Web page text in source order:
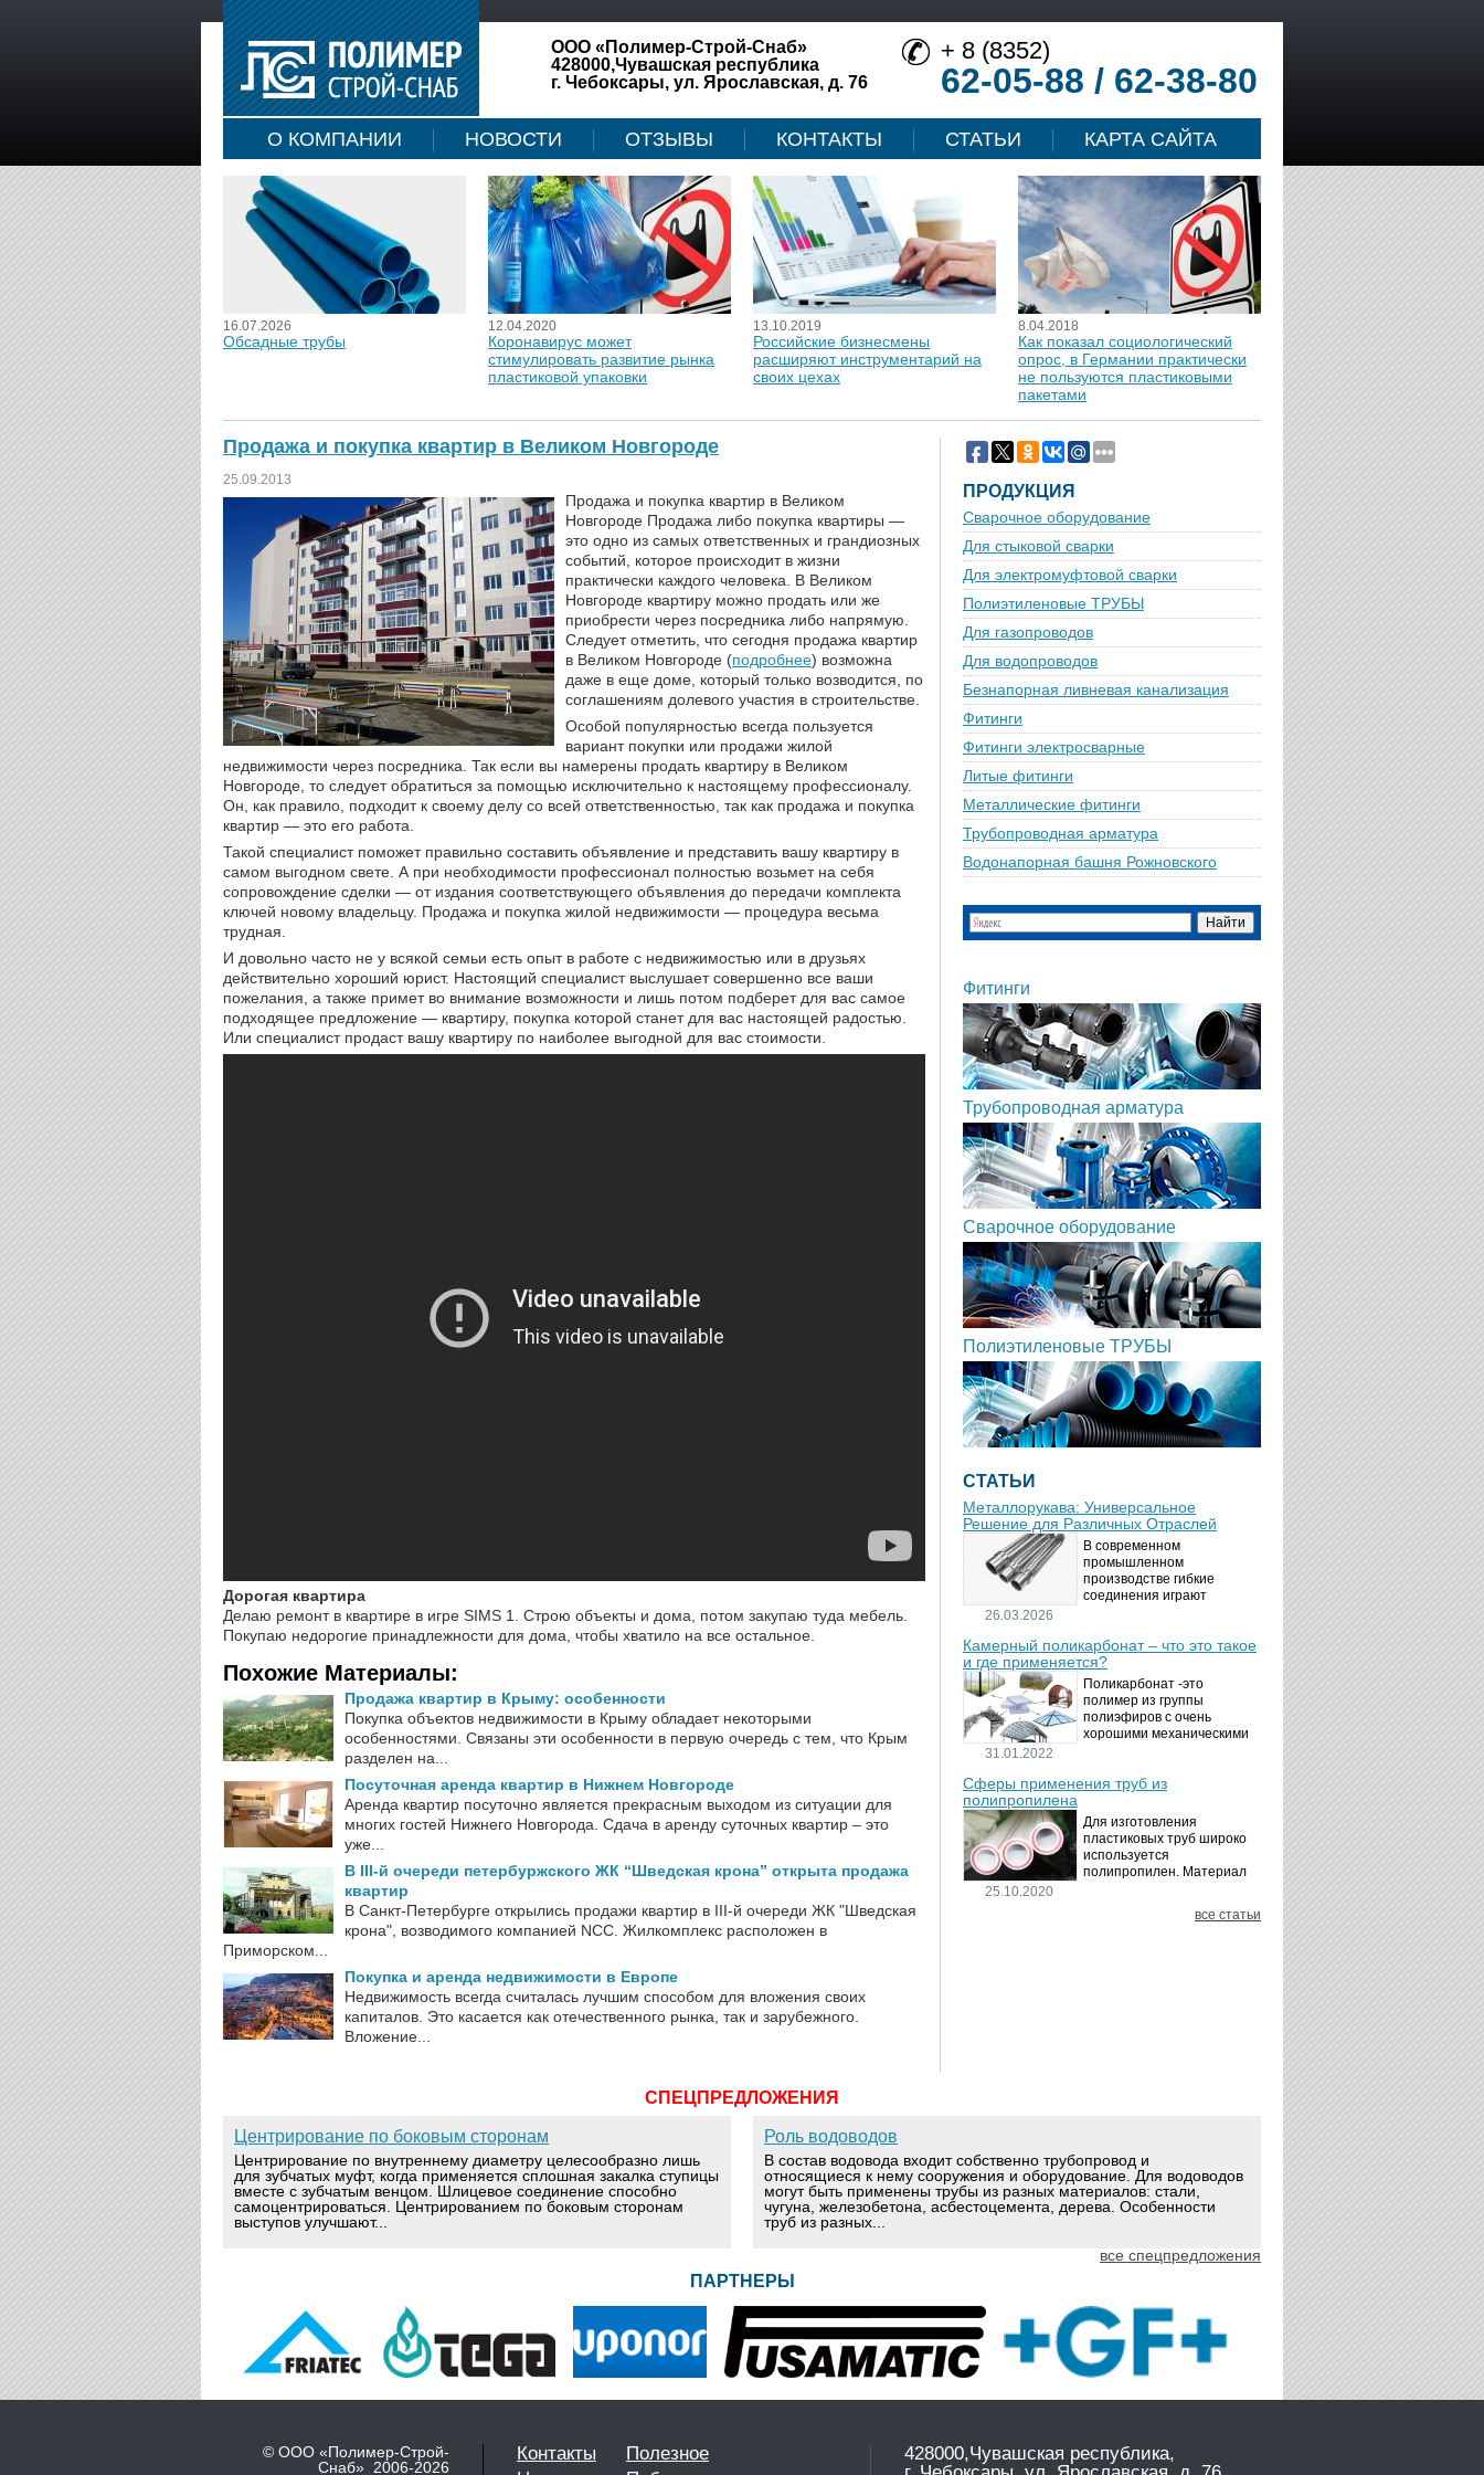
ООО «Полимер-Строй-Снаб»
428000,Чувашская республика
г. Чебоксары, ул. Ярославская, д. 76
+ 8 (8352)
62-05-88 / 62-38-80
О КОМПАНИИ НОВОСТИ ОТЗЫВЫ КОНТАКТЫ СТАТЬИ КАРТА САЙТА
16.07.2026
Обсадные трубы
12.04.2020
Коронавирус может
стимулировать развитие рынка
пластиковой упаковки
13.10.2019
Российские бизнесмены
расширяют инструментарий на
своих цехах
8.04.2018
Как показал социологический
опрос, в Германии практически
не пользуются пластиковыми
пакетами
Продажа и покупка квартир в Великом Новгороде
25.09.2013
Продажа и покупка квартир в Великом
Новгороде Продажа либо покупка квартиры —
это одно из самых ответственных и грандиозных
событий, которое происходит в жизни
практически каждого человека. В Великом
Новгороде квартиру можно продать или же
приобрести через посредника либо напрямую.
Следует отметить, что сегодня продажа квартир
в Великом Новгороде (подробнее) возможна
даже в еще доме, который только возводится, по
соглашениям долевого участия в строительстве.
Особой популярностью всегда пользуется
вариант покупки или продажи жилой
недвижимости через посредника. Так если вы намерены продать квартиру в Великом
Новгороде, то следует обратиться за помощью исключительно к настоящему профессионалу.
Он, как правило, подходит к своему делу со всей ответственностью, так как продажа и покупка
квартир — это его работа.
Такой специалист поможет правильно составить объявление и представить вашу квартиру в
самом выгодном свете. А при необходимости профессионал полностью возьмет на себя
сопровождение сделки — от издания соответствующего объявления до передачи комплекта
ключей новому владельцу. Продажа и покупка жилой недвижимости — процедура весьма
трудная.
И довольно часто не у всякой семьи есть опыт в работе с недвижимостью или в друзьях
действительно хороший юрист. Настоящий специалист выслушает совершенно все ваши
пожелания, а также примет во внимание возможности и лишь потом подберет для вас самое
подходящее предложение — квартиру, покупка которой станет для вас настоящей радостью.
Или специалист продаст вашу квартиру по наиболее выгодной для вас стоимости.
Дорогая квартира
Делаю ремонт в квартире в игре SIMS 1. Строю объекты и дома, потом закупаю туда мебель.
Покупаю недорогие принадлежности для дома, чтобы хватило на все остальное.
Похожие Материалы:
Продажа квартир в Крыму: особенности
Покупка объектов недвижимости в Крыму обладает некоторыми
особенностями. Связаны эти особенности в первую очередь с тем, что Крым
разделен на...
Посуточная аренда квартир в Нижнем Новгороде
Аренда квартир посуточно является прекрасным выходом из ситуации для
многих гостей Нижнего Новгорода. Сдача в аренду суточных квартир – это
уже...
В III-й очереди петербуржского ЖК “Шведская крона” открыта продажа
квартир
В Санкт-Петербурге открылись продажи квартир в III-й очереди ЖК "Шведская
крона", возводимого компанией NCC. Жилкомплекс расположен в
Приморском...
Покупка и аренда недвижимости в Европе
Недвижимость всегда считалась лучшим способом для вложения своих
капиталов. Это касается как отечественного рынка, так и зарубежного.
Вложение...
ПРОДУКЦИЯ
Сварочное оборудование
Для стыковой сварки
Для электромуфтовой сварки
Полиэтиленовые ТРУБЫ
Для газопроводов
Для водопроводов
Безнапорная ливневая канализация
Фитинги
Фитинги электросварные
Литые фитинги
Металлические фитинги
Трубопроводная арматура
Водонапорная башня Рожновского
Фитинги
Трубопроводная арматура
Сварочное оборудование
Полиэтиленовые ТРУБЫ
СТАТЬИ
Металлорукава: Универсальное
Решение для Различных Отраслей
26.03.2026
В современном
промышленном
производстве гибкие
соединения играют
безопасности
технологических процессов.
Металлорукава
представляют собой
универсальные...
Камерный поликарбонат – что это такое
и где применяется?
31.01.2022
Поликарбонат -это
полимер из группы
полиэфиров с очень
хорошими механическими
аморфный, с хорошей
высокой прозрачностью
материал идеально
подходит для...
Сферы применения труб из
полипропилена
25.10.2020
Для изготовления
пластиковых труб широко
используется
полипропилен. Материал
невосприимчив к коррозии,
все статьи
СПЕЦПРЕДЛОЖЕНИЯ
Центрирование по боковым сторонам
Центрирование по внутреннему диаметру целесообразно лишь
для зубчатых муфт, когда применяется сплошная закалка ступицы
вместе с зубчатым венцом. Шлицевое соединение способно
самоцентрироваться. Центрированием по боковым сторонам
выступов улучшают...
Роль водоводов
В состав водовода входит собственно трубопровод и
относящиеся к нему сооружения и оборудование. Для водоводов
могут быть применены трубы из разных материалов: стали,
чугуна, железобетона, асбестоцемента, дерева. Особенности
труб из разных...
все спецпредложения
ПАРТНЕРЫ
© ООО «Полимер-Строй-
Снаб» 2006-2026
Контакты
Полезное
428000,Чувашская республика,